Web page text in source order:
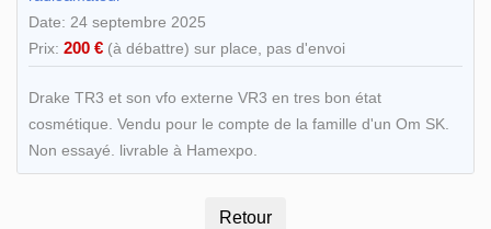
Date: 24 septembre 2025
Prix: 200 € (à débattre) sur place, pas d'envoi
Drake TR3 et son vfo externe VR3 en tres bon état
cosmétique. Vendu pour le compte de la famille d'un Om SK.
Non essayé. livrable à Hamexpo.